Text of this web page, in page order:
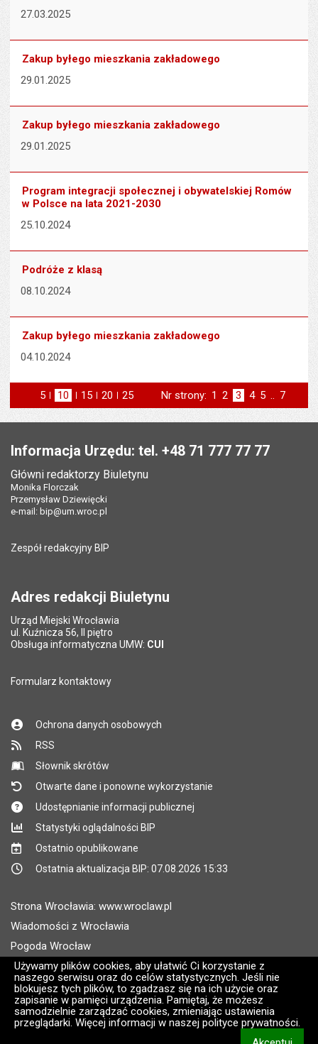
Używamy plików cookies, aby ułatwić Ci korzystanie z
naszego serwisu oraz do celów statystycznych. Jeśli nie
blokujesz tych plików, to zgadzasz się na ich użycie oraz
zapisanie w pamięci urządzenia. Pamiętaj, że możesz
samodzielnie zarządzać cookies, zmieniając ustawienia
przeglądarki. Więcej informacji w naszej polityce prywatności.
27.03.2025
Zakup byłego mieszkania zakładowego
29.01.2025
Zakup byłego mieszkania zakładowego
29.01.2025
Program integracji społecznej i obywatelskiej Romów
w Polsce na lata 2021-2030
25.10.2024
Podróże z klasą
08.10.2024
Zakup byłego mieszkania zakładowego
04.10.2024
5 elementów na stronie
10 elementów
na stronie
15 elementów
na stronie
20 elementów
na stronie
25 elementów
na stronie
Nr strony: Strona
1 Strona
2 Strona
3 Strona
4 Strona
5 .. Strona
7
Informacja Urzędu: tel. +48 71 777 77 77
Główni redaktorzy Biuletynu
Monika Florczak
Przemysław Dziewięcki
e-mail: bip@um.wroc.pl
Zespół redakcyjny BIP
Adres redakcji Biuletynu
Urząd Miejski Wrocławia
ul. Kuźnicza 56, II piętro
Obsługa informatyczna UMW: CUI
Formularz kontaktowy
Ochrona danych osobowych
RSS
Słownik skrótów
Otwarte dane i ponowne wykorzystanie
Udostępnianie informacji publicznej
Statystyki oglądalności BIP
Ostatnio opublikowane
Ostatnia aktualizacja BIP: 07.08.2026 15:33
Strona Wrocławia: www.wroclaw.pl
Wiadomości z Wrocławia
Pogoda Wrocław
Rozkłady jazdy MPK Wrocław
Administratorem wroclaw.pl jest: ARAW
Wersja systemu: 2.8.30.09